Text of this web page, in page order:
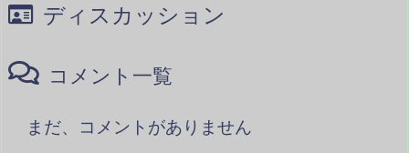
ディスカッション
コメント一覧
まだ、コメントがありません